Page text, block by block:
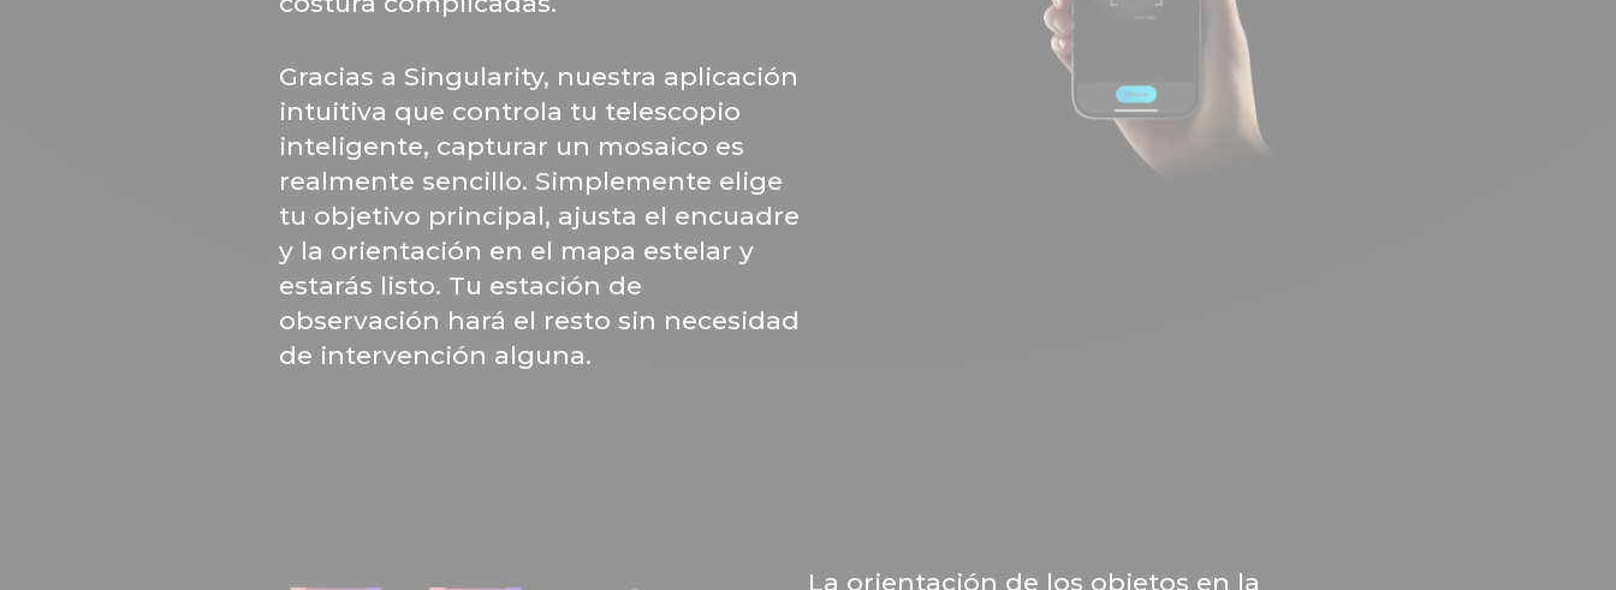
Gracias a Singularity, nuestra aplicación
intuitiva que controla tu telescopio
inteligente, capturar un mosaico es
realmente sencillo. Simplemente elige
tu objetivo principal, ajusta el encuadre
y la orientación en el mapa estelar y
estarás listo. Tu estación de
observación hará el resto sin necesidad
de intervención alguna.
La orientación de los objetos en la